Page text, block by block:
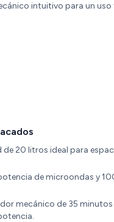
intuitivo para un uso
de 20 litros ideal para
de microondas y
mecánico de 35 minutos